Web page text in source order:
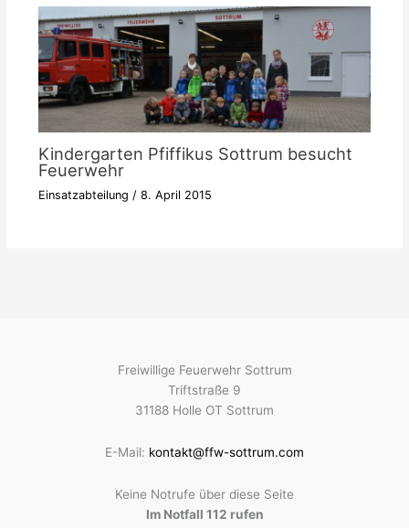
Kindergarten Pfiffikus Sottrum besucht
Feuerwehr
Einsatzabteilung / 8. April 2015
Freiwillige Feuerwehr Sottrum
Triftstraße 9
31188 Holle OT Sottrum
E-Mail: kontakt@ffw-sottrum.com
Keine Notrufe über diese Seite
Im Notfall 112 rufen